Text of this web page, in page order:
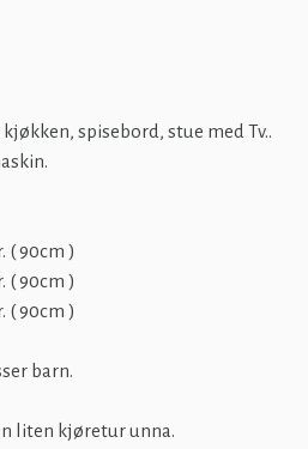
spisebord, stue med Tv..
( 90cm )
( 90cm )
( 90cm )
barn.
liten kjøretur unna.